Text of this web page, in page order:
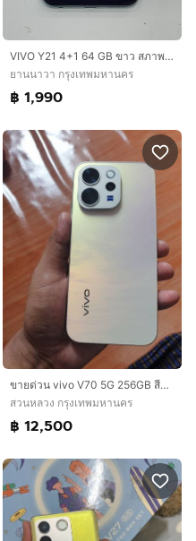
VIVO Y21 4+1 64 GB ขาว สภาพสวย ไม่เคยซ่อม แบตนาน ราคาถูกใจ
ยานนาวา กรุงเทพมหานคร
฿ 1,990
ขายด่วน vivo V70 5G 256GB สีขาวมุก ครบกล่อง สภาพ99%
สวนหลวง กรุงเทพมหานคร
฿ 12,500